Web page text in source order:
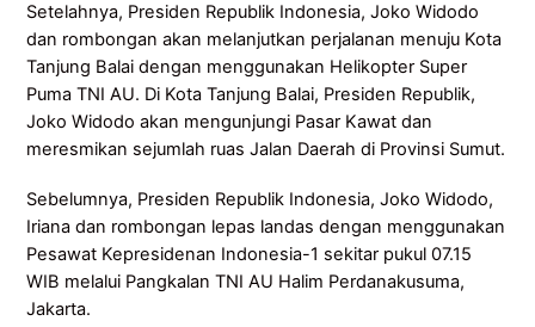
Setelahnya, Presiden Republik Indonesia, Joko Widodo
dan rombongan akan melanjutkan perjalanan menuju Kota
Tanjung Balai dengan menggunakan Helikopter Super
Puma TNI AU. Di Kota Tanjung Balai, Presiden Republik,
Joko Widodo akan mengunjungi Pasar Kawat dan
meresmikan sejumlah ruas Jalan Daerah di Provinsi Sumut.
Sebelumnya, Presiden Republik Indonesia, Joko Widodo,
Iriana dan rombongan lepas landas dengan menggunakan
Pesawat Kepresidenan Indonesia-1 sekitar pukul 07.15
WIB melalui Pangkalan TNI AU Halim Perdanakusuma,
Jakarta.